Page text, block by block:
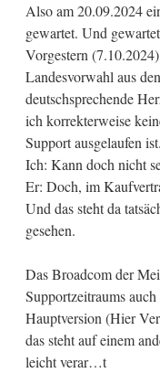
Also am 20.09.2024
gewartet. Und
Vorgestern
Landesvorwahl aus
deutschsprechende
ich korrekterweise
Support ausgelaufen ist.
Ich: Kann doch nicht
Er: Doch, im
Und das steht da
gesehen.
Das Broadcom der
Supportzeitraums
Hauptversion (Hier
das steht auf einem
leicht verar…t